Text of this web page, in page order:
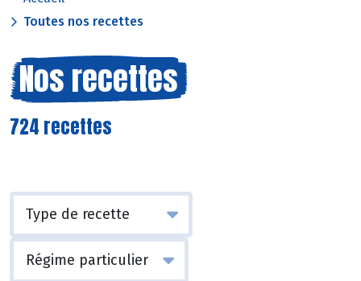
Toutes nos recettes
Nos recettes
724 recettes